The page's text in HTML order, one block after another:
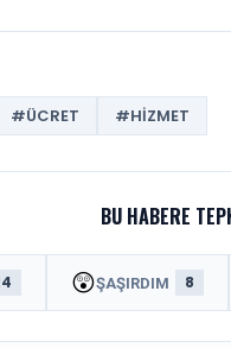
#ÜCRET #HIZMET
BU HABERE
😲ŞAŞIRDIM 8